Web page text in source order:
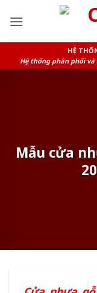
HỆ
Hệ thống phân phối và
Mẫu cửa